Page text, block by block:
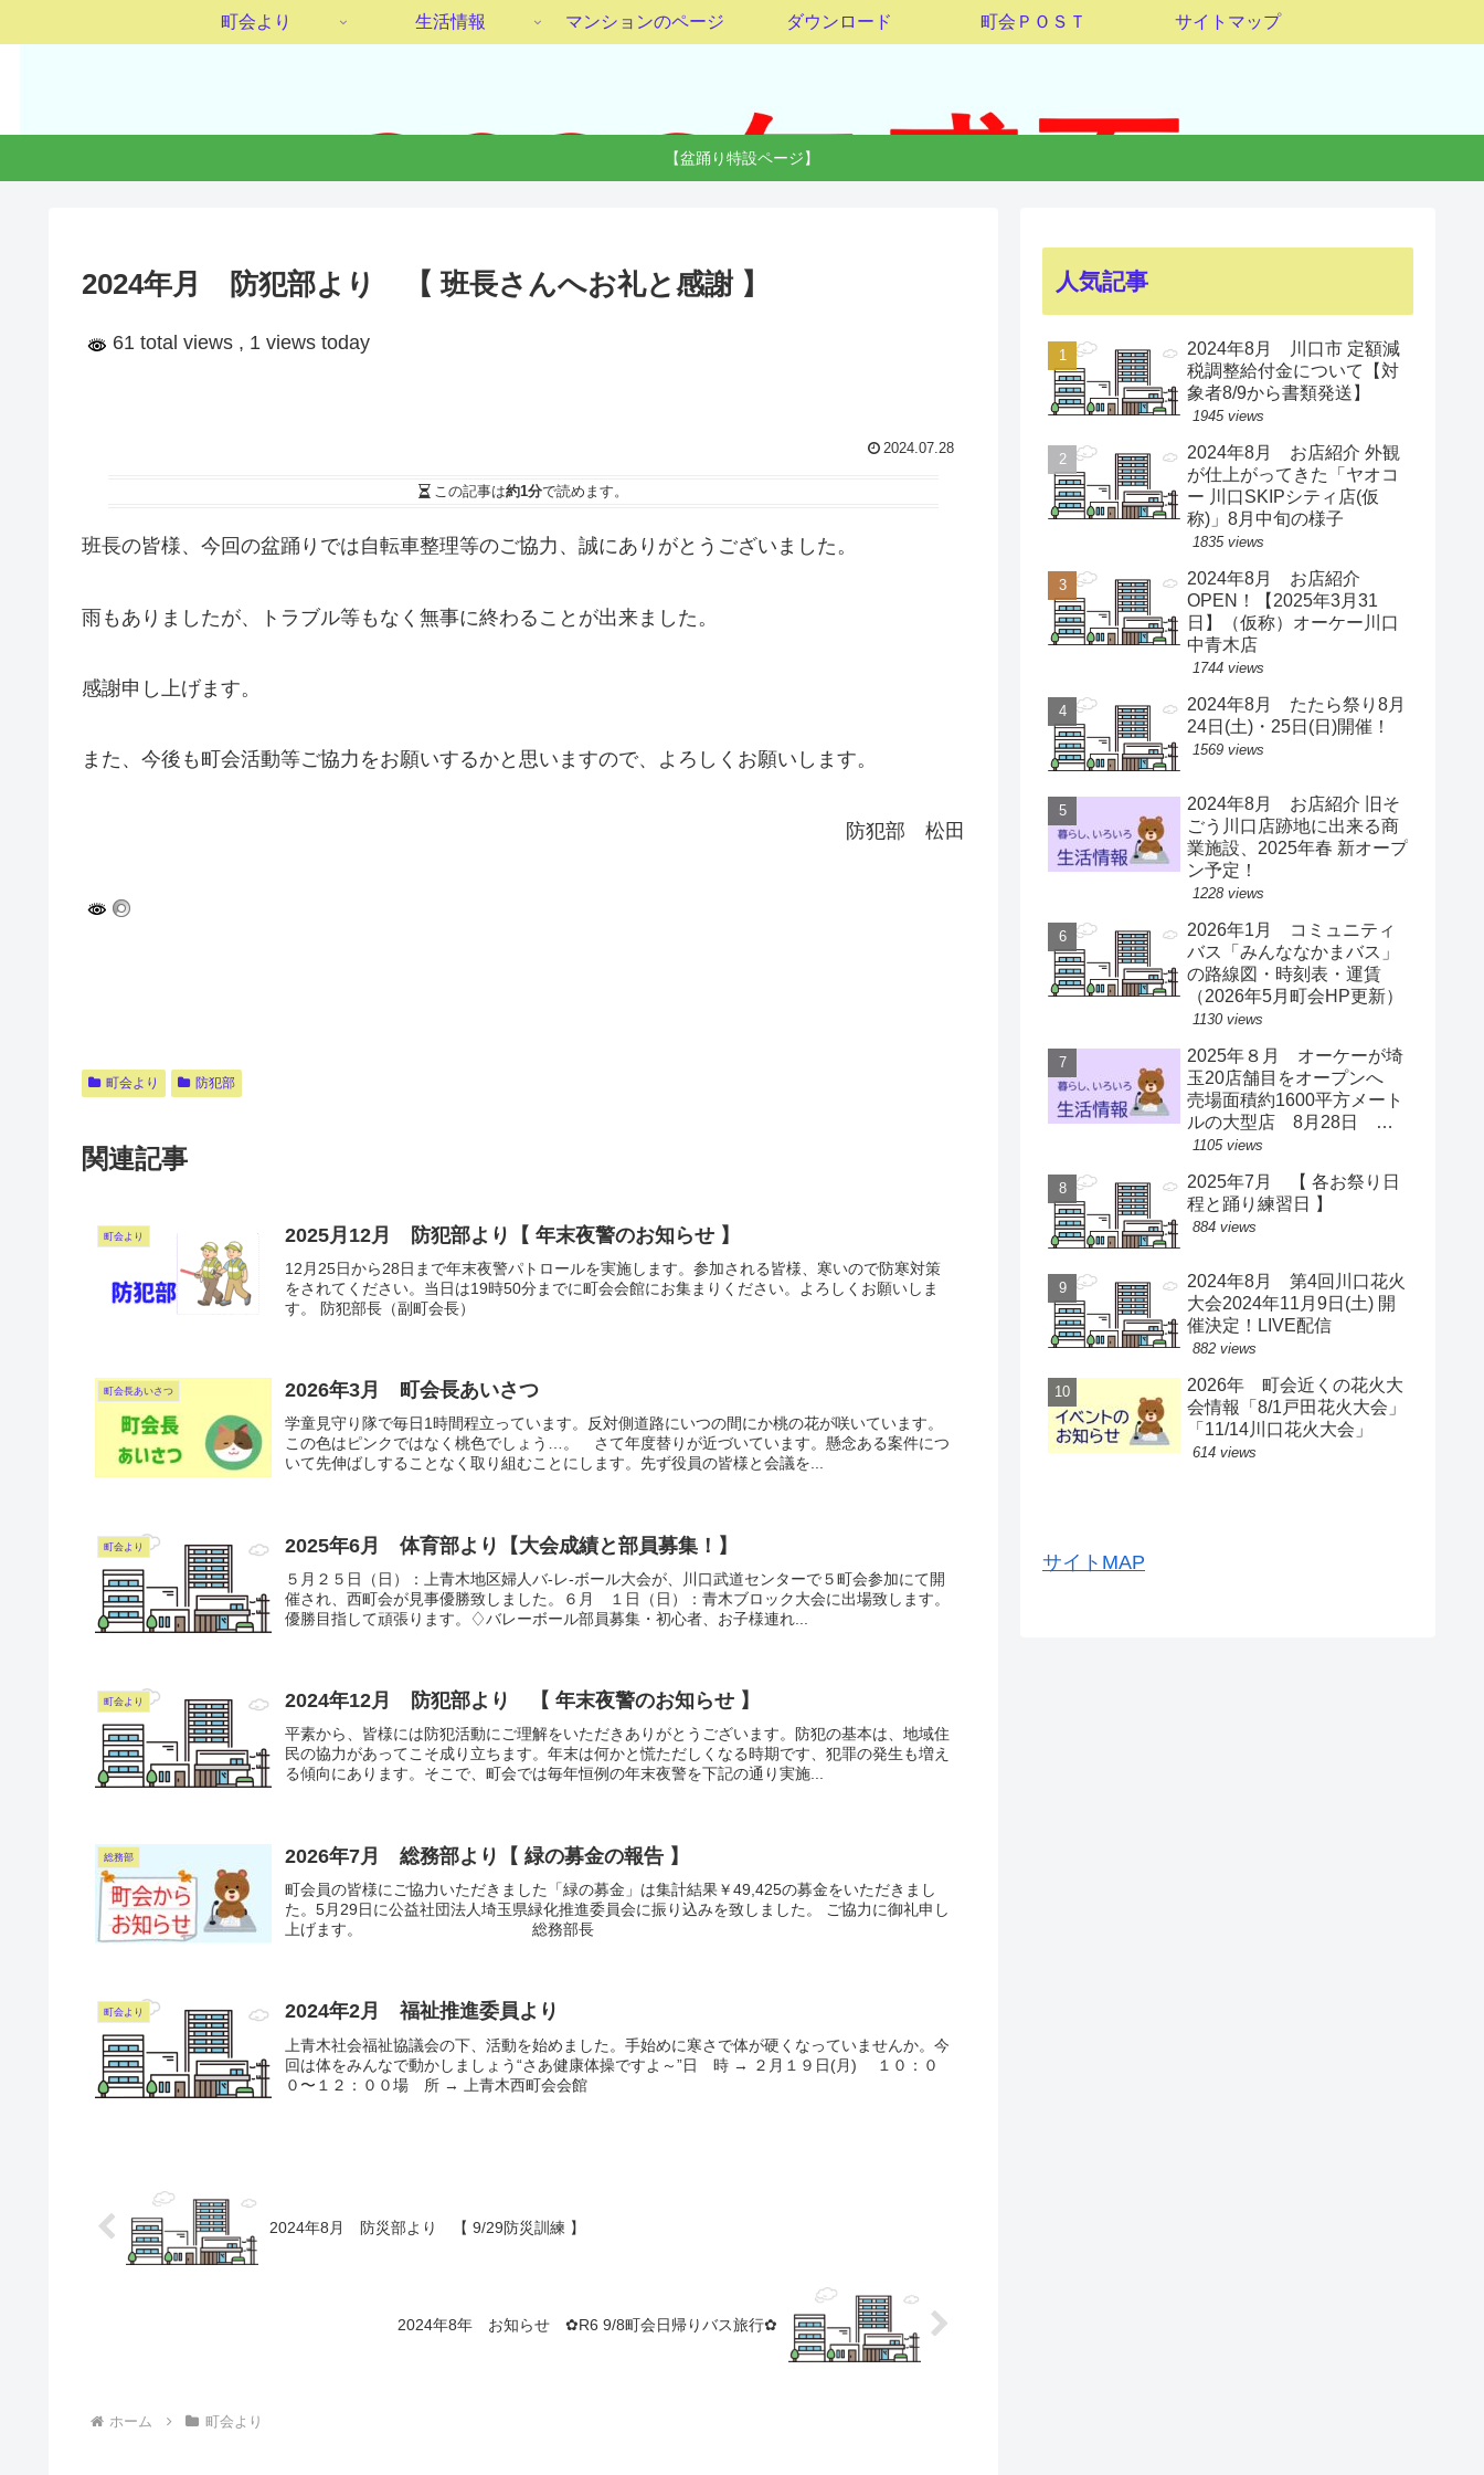
町会より 生活情報 マンションのページ ダウンロード 町会ＰＯＳＴ サイトマップ
【盆踊り特設ページ】
2024年月 防犯部より 【 班長さんへお礼と感謝 】
61 total views , 1 views today
2024.07.28
この記事は約1分で読めます。
班長の皆様、今回の盆踊りでは自転車整理等のご協力、誠にありがとうございました。
雨もありましたが、トラブル等もなく無事に終わることが出来ました。
感謝申し上げます。
また、今後も町会活動等ご協力をお願いするかと思いますので、よろしくお願いします。
防犯部 松田
町会より 防犯部
関連記事
町会より 2025月12月 防犯部より【 年末夜警のお知らせ 】
12月25日から28日まで年末夜警パトロールを実施します。参加される皆様、寒いので防寒対策
をされてください。当日は19時50分までに町会会館にお集まりください。よろしくお願いしま
す。 防犯部長（副町会長）
町会長あいさつ 2026年3月 町会長あいさつ
学童見守り隊で毎日1時間程立っています。反対側道路にいつの間にか桃の花が咲いています。
この色はピンクではなく桃色でしょう…。 さて年度替りが近づいています。懸念ある案件につ
いて先伸ばしすることなく取り組むことにします。先ず役員の皆様と会議を...
町会より 2025年6月 体育部より【大会成績と部員募集！】
５月２５日（日）：上青木地区婦人バ-レ-ボール大会が、川口武道センターで５町会参加にて開
催され、西町会が見事優勝致しました。６月 １日（日）：青木ブロック大会に出場致します。
優勝目指して頑張ります。♢バレーボール部員募集・初心者、お子様連れ...
町会より 2024年12月 防犯部より 【 年末夜警のお知らせ 】
平素から、皆様には防犯活動にご理解をいただきありがとうございます。防犯の基本は、地域住
民の協力があってこそ成り立ちます。年末は何かと慌ただしくなる時期です、犯罪の発生も増え
る傾向にあります。そこで、町会では毎年恒例の年末夜警を下記の通り実施...
総務部 2026年7月 総務部より【 緑の募金の報告 】
町会員の皆様にご協力いただきました「緑の募金」は集計結果￥49,425の募金をいただきまし
た。5月29日に公益社団法人埼玉県緑化推進委員会に振り込みを致しました。 ご協力に御礼申し
上げます。 総務部長
町会より 2024年2月 福祉推進委員より
上青木社会福祉協議会の下、活動を始めました。手始めに寒さで体が硬くなっていませんか。今
回は体をみんなで動かしましょう“さあ健康体操ですよ～”日 時 → ２月１９日(月) １０：０
０〜１２：００場 所 → 上青木西町会会館
2024年8月 防災部より 【 9/29防災訓練 】
2024年8年 お知らせ ✿R6 9/8町会日帰りバス旅行✿
ホーム 町会より
人気記事
2024年8月 川口市 定額減
税調整給付金について【対
象者8/9から書類発送】
1945 views
2024年8月 お店紹介 外観
が仕上がってきた「ヤオコ
ー 川口SKIPシティ店(仮
称)」8月中旬の様子
1835 views
2024年8月 お店紹介
OPEN！【2025年3月31
日】（仮称）オーケー川口
中青木店
1744 views
2024年8月 たたら祭り8月
24日(土)・25日(日)開催！
1569 views
2024年8月 お店紹介 旧そ
ごう川口店跡地に出来る商
業施設、2025年春 新オープ
ン予定！
1228 views
2026年1月 コミュニティ
バス「みんななかまバス」
の路線図・時刻表・運賃
（2026年5月町会HP更新）
1130 views
2025年８月 オーケーが埼
玉20店舗目をオープンへ
売場面積約1600平方メート
ルの大型店 8月28日 ス
ーパー激戦区に【出店情
1105 views
2025年7月 【 各お祭り日
程と踊り練習日 】
884 views
2024年8月 第4回川口花火
大会2024年11月9日(土) 開
催決定！LIVE配信
882 views
2026年 町会近くの花火大
会情報「8/1戸田花火大会」
「11/14川口花火大会」
614 views
サイトMAP